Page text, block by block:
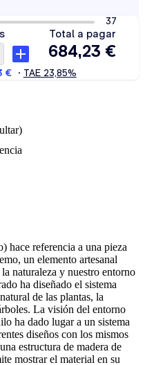
hace referencia a una pieza
un elemento artesanal
naturaleza y nuestro entorno
ha diseñado el sistema
de las plantas, la
La visión del entorno
ha dado lugar a un sistema
diseños con los mismos
estructura de madera de
mostrar el material en su